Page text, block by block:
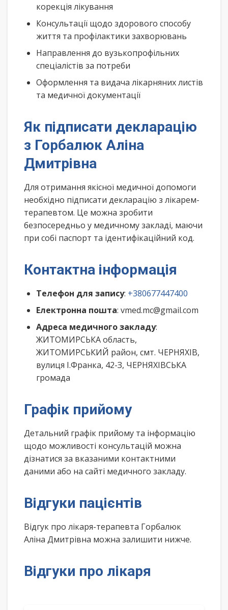
корекція лікування
Консультації щодо здорового способу
життя та профілактики захворювань
Направлення до вузькопрофільних
спеціалістів за потреби
Оформлення та видача лікарняних листів
та медичної документації
Як підписати декларацію
з Горбалюк Аліна
Дмитрівна
Для отримання якісної медичної допомоги
необхідно підписати декларацію з лікарем-
терапевтом. Це можна зробити
безпосередньо у медичному закладі, маючи
при собі паспорт та ідентифікаційний код.
Контактна інформація
Телефон для запису: +380677447400
Електронна пошта: vmed.mc@gmail.com
Адреса медичного закладу:
ЖИТОМИРСЬКА область,
ЖИТОМИРСЬКИЙ район, смт. ЧЕРНЯХІВ,
вулиця І.Франка, 42-З, ЧЕРНЯХІВСЬКА
громада
Графік прийому
Детальний графік прийому та інформацію
щодо можливості консультацій можна
дізнатися за вказаними контактними
даними або на сайті медичного закладу.
Відгуки пацієнтів
Відгук про лікаря-терапевта Горбалюк
Аліна Дмитрівна можна залишити нижче.
Відгуки про лікаря